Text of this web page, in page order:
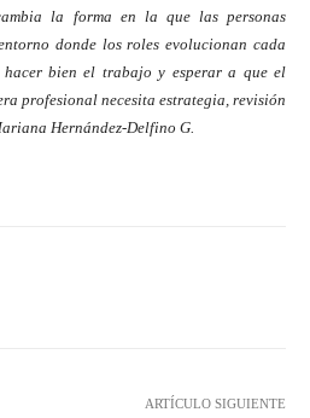
la forma en la que las personas
donde los roles evolucionan cada
bien el trabajo y esperar a que el
profesional necesita estrategia, revisión
Hernández-Delfino G.
ARTÍCULO SIGUIENTE